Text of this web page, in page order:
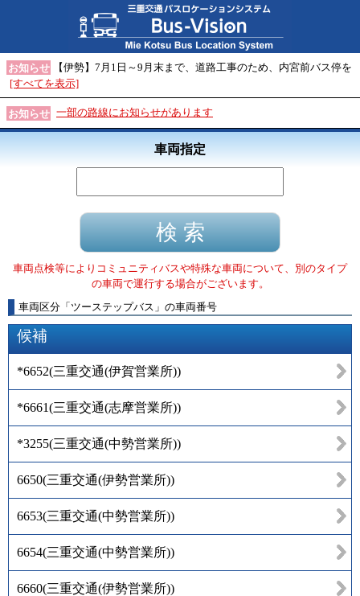
お知らせ
【伊勢】7月1日～9月末まで、道路工事のため、内宮前バス停を
[すべてを表示]
お知らせ 一部の路線にお知らせがあります
車両指定
車両点検等によりコミュニティバスや特殊な車両について、別のタイプ
の車両で運行する場合がございます。
車両区分 「 ツーステップバス 」 の車両番号
候補
*6652(三重交通(伊賀営業所))
*6661(三重交通(志摩営業所))
*3255(三重交通(中勢営業所))
6650(三重交通(伊勢営業所))
6653(三重交通(中勢営業所))
6654(三重交通(中勢営業所))
6660(三重交通(伊勢営業所))